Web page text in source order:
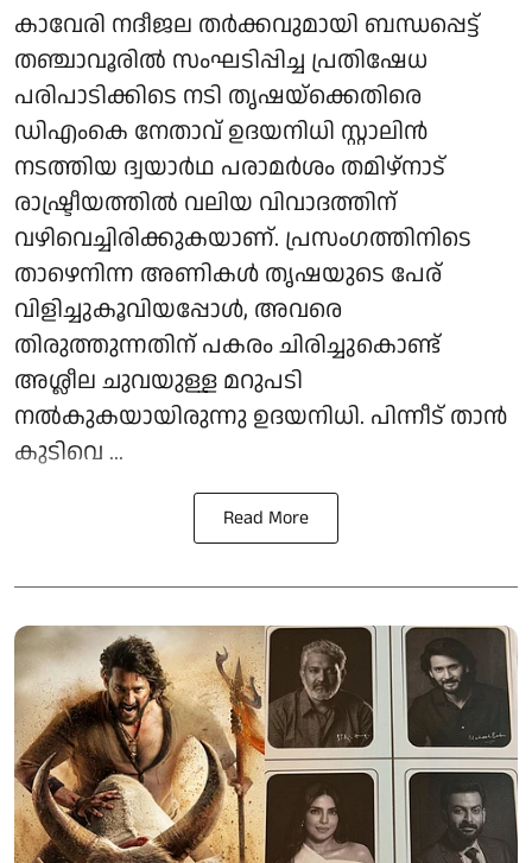
കാവേരി നദീജല തർക്കവുമായി ബന്ധപ്പെട്ട്
തഞ്ചാവൂരിൽ സംഘടിപ്പിച്ച പ്രതിഷേധ
പരിപാടിക്കിടെ നടി തൃഷയ്‌ക്കെതിരെ
ഡിഎംകെ നേതാവ് ഉദയനിധി സ്റ്റാലിൻ
നടത്തിയ ദ്വയാർഥ പരാമർശം തമിഴ്‌നാട്
രാഷ്ട്രീയത്തിൽ വലിയ വിവാദത്തിന്
വഴിവെച്ചിരിക്കുകയാണ്. പ്രസംഗത്തിനിടെ
താഴെനിന്ന അണികൾ തൃഷയുടെ പേര്
വിളിച്ചുകൂവിയപ്പോൾ, അവരെ
തിരുത്തുന്നതിന് പകരം ചിരിച്ചുകൊണ്ട്
അശ്ലീല ചുവയുള്ള മറുപടി
നൽകുകയായിരുന്നു ഉദയനിധി. പിന്നീട് താൻ
കുടിവെ ...
Read More